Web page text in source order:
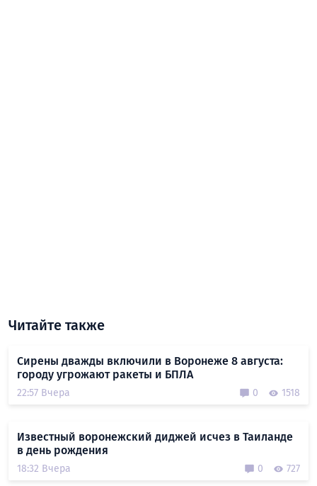
Читайте также
Сирены дважды включили в Воронеже 8 августа:
городу угрожают ракеты и БПЛА
22:57 Вчера 0 1518
Известный воронежский диджей исчез в Таиланде
в день рождения
18:32 Вчера 0 727